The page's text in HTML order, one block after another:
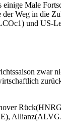
Male
Weg in die
und